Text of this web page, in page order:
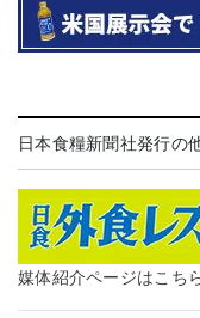
日本食糧新聞社発行の
媒体紹介ページはこち